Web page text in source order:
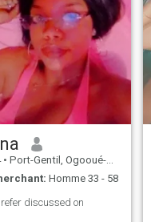
• Port-Gentil, Ogooué-Maritime, Gabon
Homme 33 - 58
discussed on